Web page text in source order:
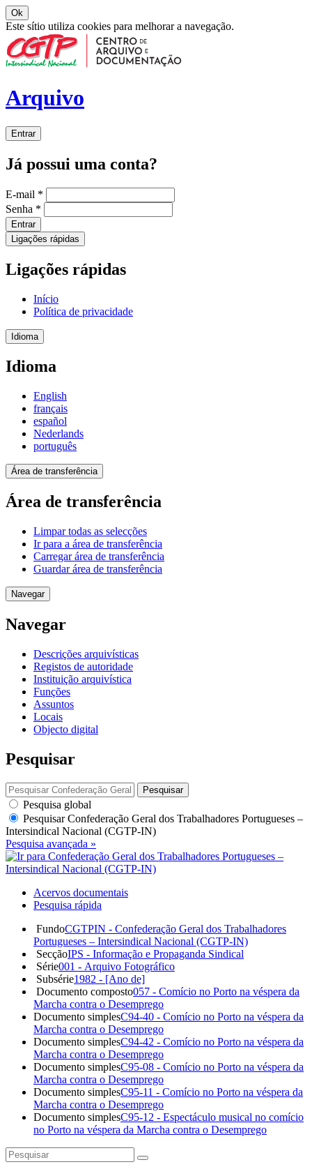
Ok
Este sítio utiliza cookies para melhorar a navegação.
Arquivo
Entrar
Já possui uma conta?
E-mail *
Senha *
Entrar
Ligações rápidas
Ligações rápidas
Início
Política de privacidade
Idioma
Idioma
English
français
español
Nederlands
português
Área de transferência
Área de transferência
Limpar todas as selecções
Ir para a área de transferência
Carregar área de transferência
Guardar área de transferência
Navegar
Navegar
Descrições arquivísticas
Registos de autoridade
Instituição arquivística
Funções
Assuntos
Locais
Objecto digital
Pesquisar
Pesquisar
Pesquisa global
PesquisarConfederação Geral dos Trabalhadores Portugueses –
Intersindical Nacional (CGTP-IN)
Pesquisa avançada »
Acervos documentais
Pesquisa rápida
FundoCGTPIN - Confederação Geral dos Trabalhadores
Portugueses – Intersindical Nacional (CGTP-IN)
SecçãoIPS - Informação e Propaganda Sindical
Série001 - Arquivo Fotográfico
Subsérie1982 - [Ano de]
Documento composto057 - Comício no Porto na véspera da
Marcha contra o Desemprego
Documento simplesC94-40 - Comício no Porto na véspera da
Marcha contra o Desemprego
Documento simplesC94-42 - Comício no Porto na véspera da
Marcha contra o Desemprego
Documento simplesC95-08 - Comício no Porto na véspera da
Marcha contra o Desemprego
Documento simplesC95-11 - Comício no Porto na véspera da
Marcha contra o Desemprego
Documento simplesC95-12 - Espectáculo musical no comício
no Porto na véspera da Marcha contra o Desemprego